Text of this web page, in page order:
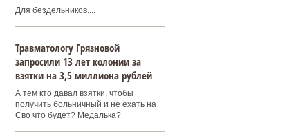
Для бездельников....
Травматологу Грязновой
запросили 13 лет колонии за
взятки на 3,5 миллиона рублей
А тем кто давал взятки, чтобы
получить больничный и не ехать на
Сво что будет? Медалька?